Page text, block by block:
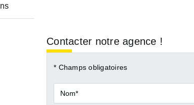
Contacter notre agence !
* Champs obligatoires
Nom*